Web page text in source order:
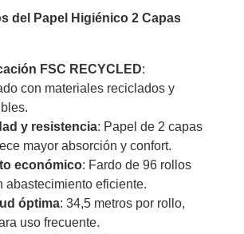
del Papel Higiénico 2 Capas
FSC RECYCLED:
con materiales reciclados y
y resistencia: Papel de 2 capas
mayor absorción y confort.
económico: Fardo de 96 rollos
abastecimiento eficiente.
óptima: 34,5 metros por rollo,
uso frecuente.